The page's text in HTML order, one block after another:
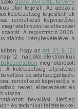
2004. évi CXL. törvény
úton teljesíti. Az adózó a
kötelezettség teljesítettnek
rendelkező képviselővel
keletkezését
A regisztráció 2006.
aláírás igénybevételével a
hogy az Art. 31. § (2)
12. napjától elektronikus
meghatározott
A kötelezettség teljesítését
és adatszolgáltatási
rendelkező képviselője a
nevét, elnevezését és
vissza.
bevallási, illetőleg
és technikai feltételekkel